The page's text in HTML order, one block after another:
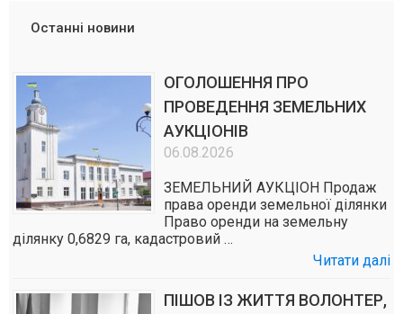
Останні новини
ОГОЛОШЕННЯ ПРО
ПРОВЕДЕННЯ ЗЕМЕЛЬНИХ
АУКЦІОНІВ
06.08.2026
ЗЕМЕЛЬНИЙ АУКЦІОН Продаж
права оренди земельної ділянки
Право оренди на земельну
ділянку 0,6829 га, кадастровий …
Читати далі
ПІШОВ ІЗ ЖИТТЯ ВОЛОНТЕР,